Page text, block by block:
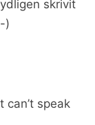
skrivit
)
can’t speak